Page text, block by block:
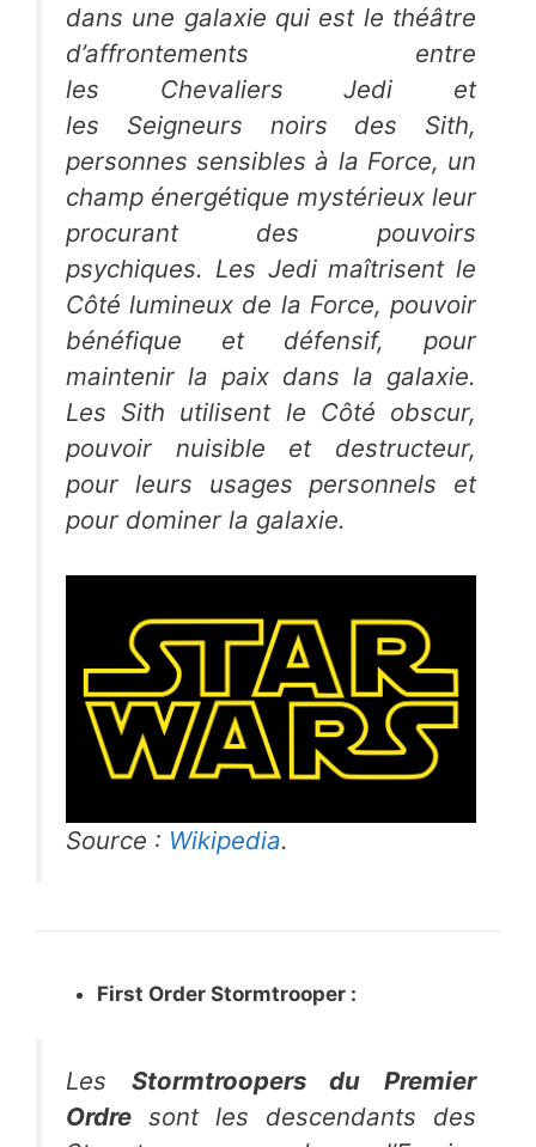
dans une galaxie qui est le théâtre
d’affrontements entre
les Chevaliers Jedi et
les Seigneurs noirs des Sith,
personnes sensibles à la Force, un
champ énergétique mystérieux leur
procurant des pouvoirs
psychiques. Les Jedimaîtrisent le
Côté lumineux de la Force, pouvoir
bénéfique et défensif, pour
maintenir la paix dans la galaxie.
Les Sith utilisent le Côté obscur,
pouvoir nuisible et destructeur,
pour leurs usages personnels et
pour dominer la galaxie.
Source : Wikipedia.
First Order Stormtrooper :
Les Stormtroopers du Premier
Ordre sont les descendants des